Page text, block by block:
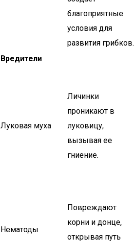
благоприятные
условия для
развития грибков.
Вредители
Луковая муха
Личинки
проникают в
луковицу,
вызывая ее
гниение.
Нематоды
Повреждают
корни и донце,
открывая путь